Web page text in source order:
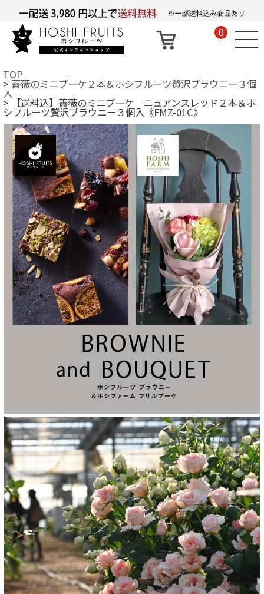
0
TOP
薔薇のミニブーケ２本＆ホシフルーツ贅沢ブラウニー３個
入
【送料込】薔薇のミニブーケ ニュアンスレッド２本＆ホ
シフルーツ贅沢ブラウニー３個入《FMZ-01C》